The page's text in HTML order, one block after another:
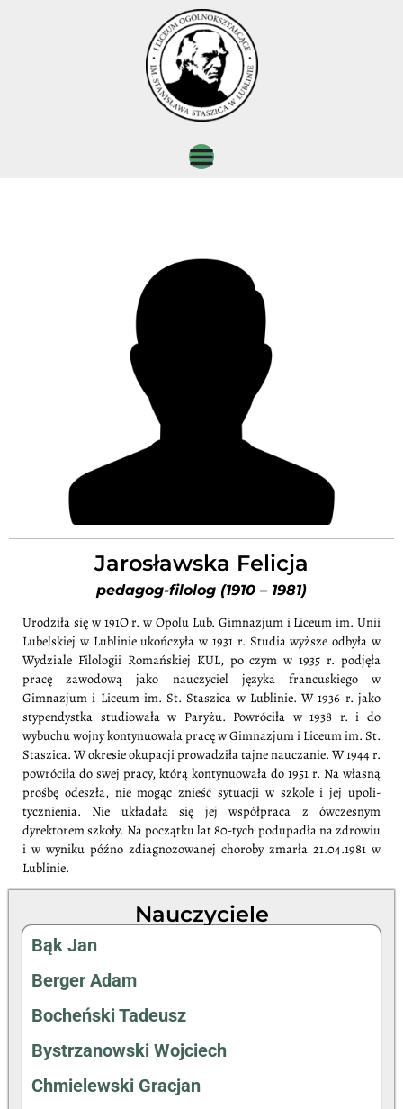
Jarosławska Felicja
pedagog-filolog (1910 – 1981)
Urodziła się w 191O r. w Opolu Lub. Gimnazjum i Liceum im. Unii
Lubelskiej w Lublinie ukończyła w 1931 r. Studia wyższe odbyła w
Wydziale Filologii Romańskiej KUL, po czym w 1935 r. podjęła
pracę zawodową jako nauczyciel języka francuskiego w
Gimnazjum i Liceum im. St. Staszica w Lublinie. W 1936 r. jako
stypendystka studiowała w Paryżu. Powróciła w 1938 r. i do
wybuchu wojny kontynuowała pracę w Gimnazjum i Liceum im. St.
Staszica. W okresie okupacji prowadziła tajne nauczanie. W 1944 r.
powróciła do swej pracy, którą konty­nuowała do 1951 r. Na własną
prośbę odeszła, nie mogąc znieść sytuacji w szkole i jej upoli­
tycznienia. Nie układała się jej współpraca z ówczesnym
dyrektorem szkoły. Na początku lat 80-tych podupadła na zdrowiu
i w wyniku późno zdiagnozowanej choroby zmarła 21.04.1981 w
Lublinie.
Nauczyciele
Bąk Jan
Berger Adam
Bocheński Tadeusz
Bystrzanowski Wojciech
Chmielewski Gracjan